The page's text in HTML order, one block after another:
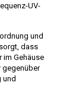
UV-
und
dass
im Gehäuse
gegenüber
und